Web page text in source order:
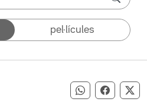
pel·lícules
Compartir